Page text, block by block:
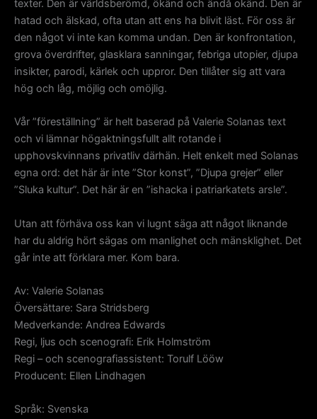
texter. Den är världsberömd, ökänd och ändå okänd. Den är
hatad och älskad, ofta utan att ens ha blivit läst. För oss är
den något vi inte kan komma undan. Den är konfrontation,
grova överdrifter, glasklara sanningar, febriga utopier, djupa
insikter, parodi, kärlek och uppror. Den tillåter sig att vara
hög och låg, möjlig och omöjlig.
Vår ”föreställning” är helt baserad på Valerie Solanas text
och vi lämnar högaktningsfullt allt rotande i
upphovskvinnans privatliv därhän. Helt enkelt med Solanas
egna ord: det här är inte ”Stor konst”, ”Djupa grejer” eller
”Sluka kultur”. Det här är en ”ishacka i patriarkatets arsle”.
Utan att förhäva oss kan vi lugnt säga att något liknande
har du aldrig hört sägas om manlighet och mänsklighet. Det
går inte att förklara mer. Kom bara.
Av: Valerie Solanas
Översättare: Sara Stridsberg
Medverkande: Andrea Edwards
Regi, ljus och scenografi: Erik Holmström
Regi – och scenografiassistent: Torulf Lööw
Producent: Ellen Lindhagen
Språk: Svenska